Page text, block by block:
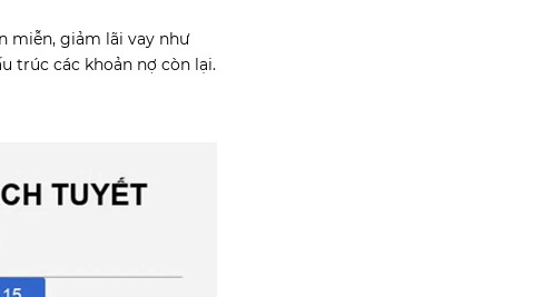
miễn, giảm lãi vay như
trúc các khoản nợ còn lại.